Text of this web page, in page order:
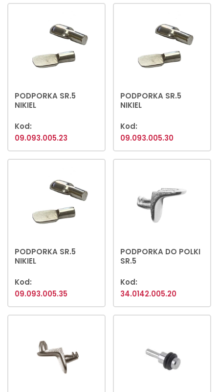
PODPORKA SR.5
NIKIEL
Kod:
09.093.005.23
PODPORKA SR.5
NIKIEL
Kod:
09.093.005.30
PODPORKA SR.5
NIKIEL
Kod:
09.093.005.35
PODPORKA DO POLKI
SR.5
Kod:
34.0142.005.20